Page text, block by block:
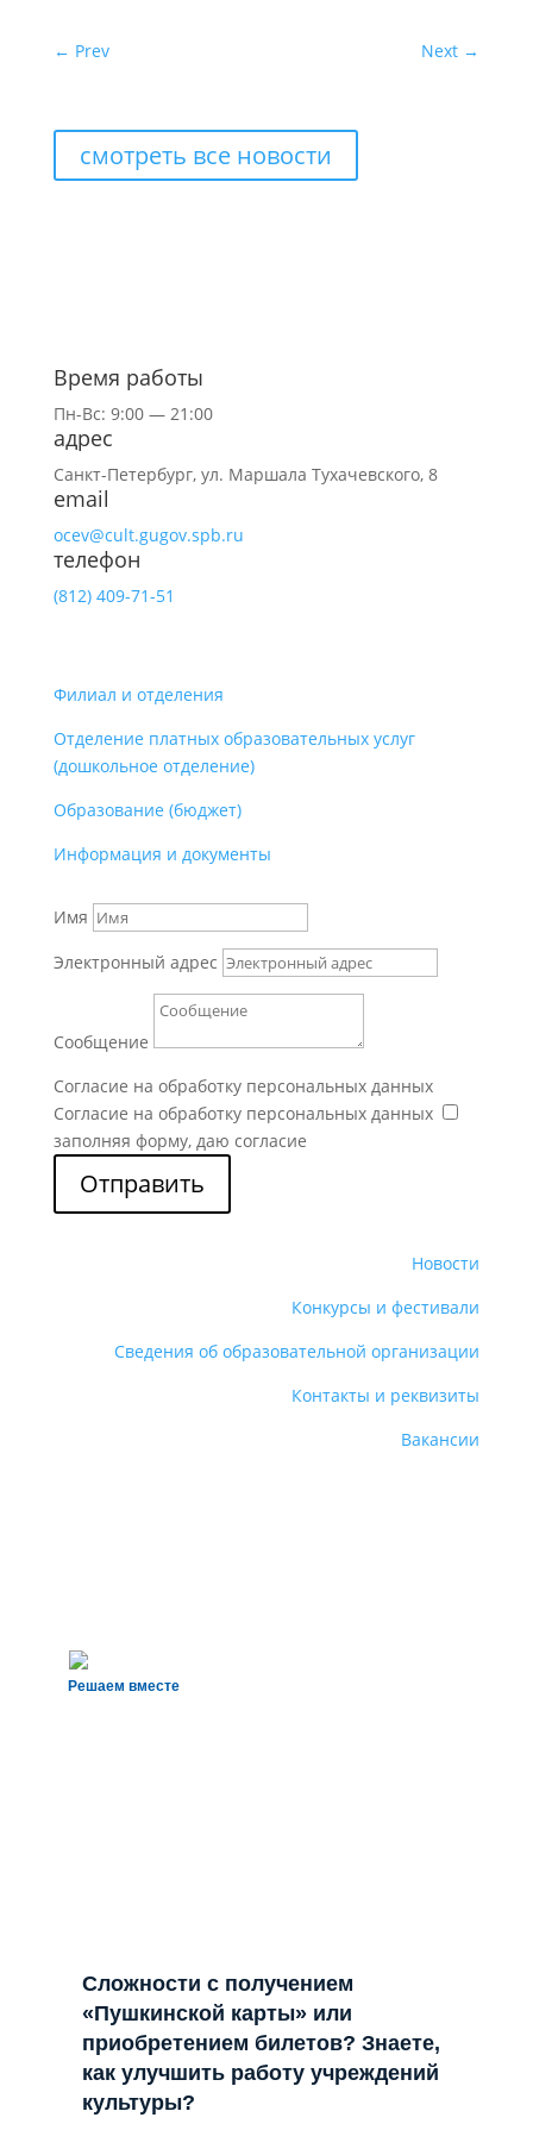
← Prev Next →
смотреть все новости
Время работы
Пн-Вс: 9:00 — 21:00
адрес
Санкт-Петербург, ул. Маршала Тухачевского, 8
email
ocev@cult.gugov.spb.ru
телефон
(812) 409-71-51
Филиал и отделения
Отделение платных образовательных услуг
(дошкольное отделение)
Образование (бюджет)
Информация и документы
Имя
Электронный адрес
Сообщение
Согласие на обработку персональных данных
Согласие на обработку персональных данных
заполняя форму, даю согласие
Отправить
Новости
Конкурсы и фестивали
Сведения об образовательной организации
Контакты и реквизиты
Вакансии
Решаем вместе
Сложности с получением
«Пушкинской карты» или
приобретением билетов? Знаете,
как улучшить работу учреждений
культуры?